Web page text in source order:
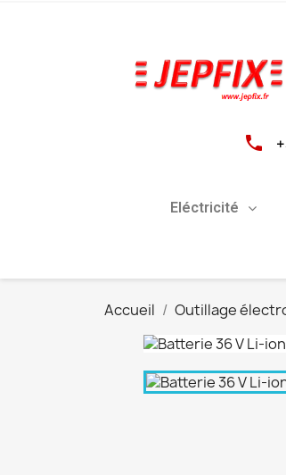
phone
Eléctricité
Accueil Outillage